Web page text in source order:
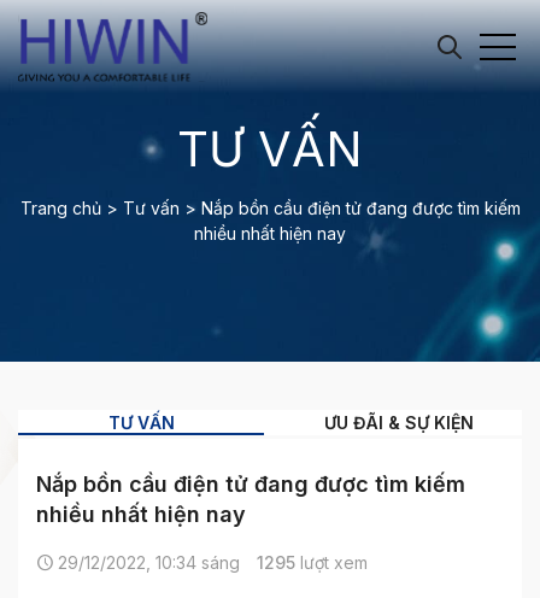
TƯ VẤN
Trang chủ> Tư vấn > Nắp bồn cầu điện tử đang được tìm kiếm
nhiều nhất hiện nay
TƯ VẤN ƯU ĐÃI & SỰ KIỆN
Nắp bồn cầu điện tử đang được tìm kiếm
nhiều nhất hiện nay
29/12/2022, 10:34 sáng 1295 lượt xem